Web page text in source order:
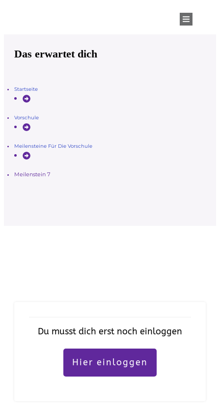
Das erwartet dich
Startseite
Vorschule
Meilensteine Für Die Vorschule
Meilenstein 7
Du musst dich erst noch einloggen
Hier einloggen